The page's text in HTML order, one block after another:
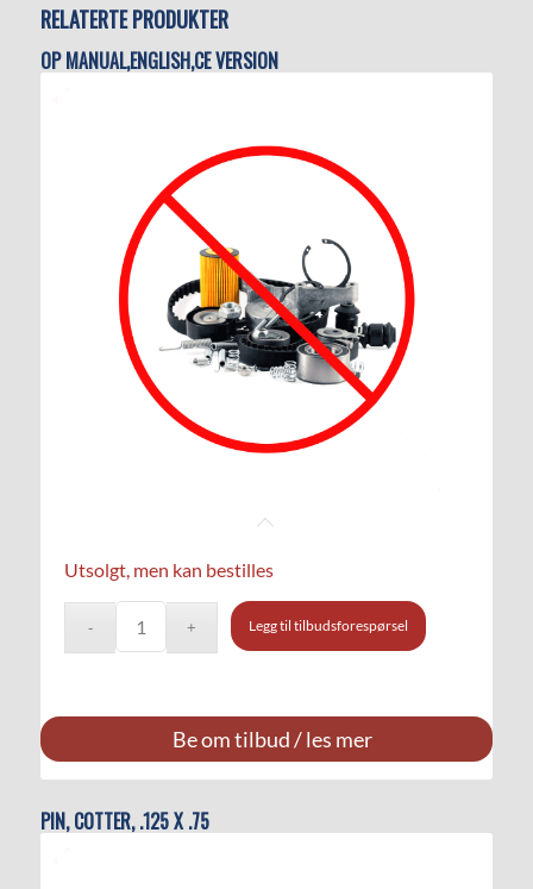
RELATERTE PRODUKTER
OP MANUAL,ENGLISH,CE VERSION
Utsolgt, men kan bestilles
Legg til tilbudsforespørsel
Be om tilbud / les mer
PIN, COTTER, .125 X .75